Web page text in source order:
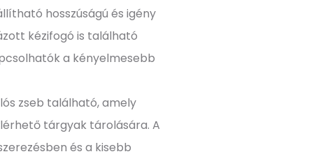
hosszúságú és igény
kézifogó is található
a kényelmesebb
zseb található, amely
tárgyak tárolására. A
és a kisebb